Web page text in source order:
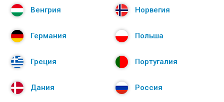
Венгрия
Германия
Греция
Дания
Норвегия
Польша
Португалия
Россия